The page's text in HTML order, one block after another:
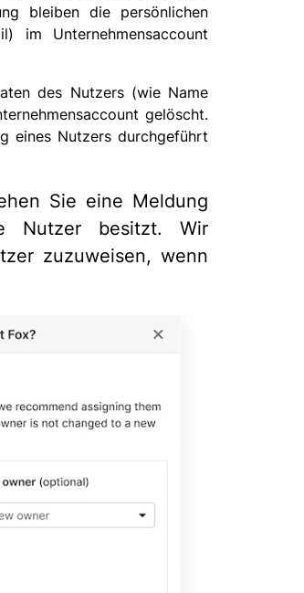
bleiben die persönlichen
im Unternehmensaccount
des Nutzers (wie Name
gelöscht.
eines Nutzers durchgeführt
Sie eine Meldung
Nutzer besitzt. Wir
zuzuweisen, wenn